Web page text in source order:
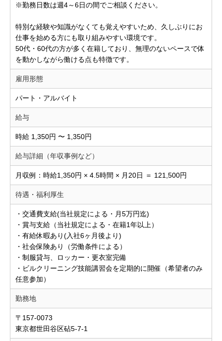
※勤務日数は週4～6日の間でご相談ください。
特別な経験や知識がなくても覚えやすいため、久しぶりにお
仕事を始める方にも取り組みやすい環境です。
50代・60代の方が多く在籍しており、無理のないペースで体
を動かしながら働ける点も特徴です。
雇用形態
パート・アルバイト
給与
時給 1,350円 〜 1,350円
給与詳細（年収事例など）
月収例：時給1,350円 × 4.5時間 × 月20日 ＝ 121,500円
待遇・福利厚生
・交通費支給(当社規定による・月5万円迄)
・賞与支給（当社規定による・在籍1年以上）
・有給休暇あり(入社6ヶ月後より)
・社会保険あり（労働条件による）
・制服貸与、ロッカー・更衣室完備
・ビルクリーニング技能講習会を定期的に開催（希望者のみ
任意参加）
勤務地
〒157-0073
東京都世田谷区砧5-7-1